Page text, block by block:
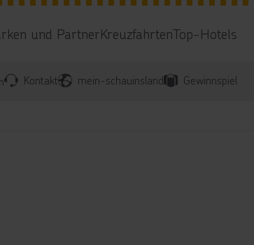
und PartnerKreuzfahrtenTop-Hotels
Kontakt mein-schauinsland Gewinnspiel